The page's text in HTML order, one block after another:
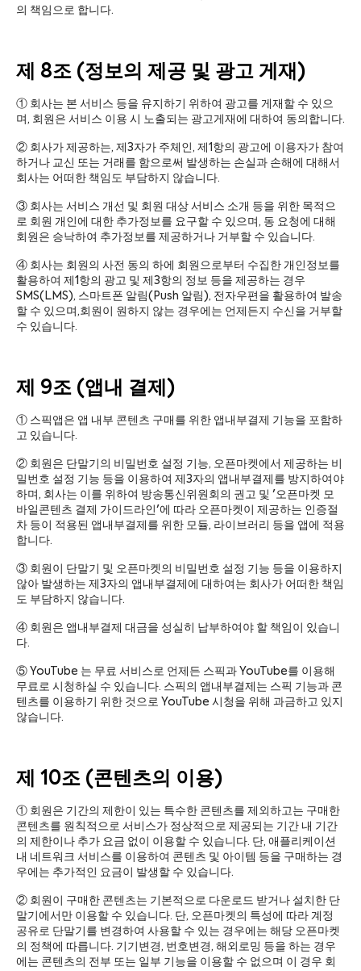
의 책임으로 합니다.
제 8조 (정보의 제공 및 광고 게재)
① 회사는 본 서비스 등을 유지하기 위하여 광고를 게재할 수 있으
며, 회원은 서비스 이용 시 노출되는 광고게재에 대하여 동의합니다.
② 회사가 제공하는, 제3자가 주체인, 제1항의 광고에 이용자가 참여
하거나 교신 또는 거래를 함으로써 발생하는 손실과 손해에 대해서
회사는 어떠한 책임도 부담하지 않습니다.
③ 회사는 서비스 개선 및 회원 대상 서비스 소개 등을 위한 목적으
로 회원 개인에 대한 추가정보를 요구할 수 있으며, 동 요청에 대해
회원은 승낙하여 추가정보를 제공하거나 거부할 수 있습니다.
④ 회사는 회원의 사전 동의 하에 회원으로부터 수집한 개인정보를
활용하여 제1항의 광고 및 제3항의 정보 등을 제공하는 경우
SMS(LMS), 스마트폰 알림(Push 알림), 전자우편을 활용하여 발송
할 수 있으며,회원이 원하지 않는 경우에는 언제든지 수신을 거부할
수 있습니다.
제 9조 (앱내 결제)
① 스픽앱은 앱 내부 콘텐츠 구매를 위한 앱내부결제 기능을 포함하
고 있습니다.
② 회원은 단말기의 비밀번호 설정 기능, 오픈마켓에서 제공하는 비
밀번호 설정 기능 등을 이용하여 제3자의 앱내부결제를 방지하여야
하며, 회사는 이를 위하여 방송통신위원회의 권고 및 '오픈마켓 모
바일콘텐츠 결제 가이드라인'에 따라 오픈마켓이 제공하는 인증절
차 등이 적용된 앱내부결제를 위한 모듈, 라이브러리 등을 앱에 적용
합니다.
③ 회원이 단말기 및 오픈마켓의 비밀번호 설정 기능 등을 이용하지
않아 발생하는 제3자의 앱내부결제에 대하여는 회사가 어떠한 책임
도 부담하지 않습니다.
④ 회원은 앱내부결제 대금을 성실히 납부하여야 할 책임이 있습니
다.
⑤ YouTube 는 무료 서비스로 언제든 스픽과 YouTube를 이용해
무료로 시청하실 수 있습니다. 스픽의 앱내부결제는 스픽 기능과 콘
텐츠를 이용하기 위한 것으로 YouTube 시청을 위해 과금하고 있지
않습니다.
제 10조 (콘텐츠의 이용)
① 회원은 기간의 제한이 있는 특수한 콘텐츠를 제외하고는 구매한
콘텐츠를 원칙적으로 서비스가 정상적으로 제공되는 기간 내 기간
의 제한이나 추가 요금 없이 이용할 수 있습니다. 단, 애플리케이션
내 네트워크 서비스를 이용하여 콘텐츠 및 아이템 등을 구매하는 경
우에는 추가적인 요금이 발생할 수 있습니다.
② 회원이 구매한 콘텐츠는 기본적으로 다운로드 받거나 설치한 단
말기에서만 이용할 수 있습니다. 단, 오픈마켓의 특성에 따라 계정
공유로 단말기를 변경하여 사용할 수 있는 경우에는 해당 오픈마켓
의 정책에 따릅니다. 기기변경, 번호변경, 해외로밍 등을 하는 경우
에는 콘텐츠의 전부 또는 일부 기능을 이용할 수 없으며 이 경우 회